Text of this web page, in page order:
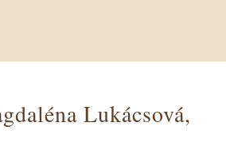
Lukácsová,